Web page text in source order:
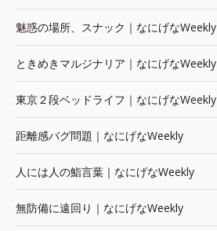
魅惑の場所、スナック｜なにげなWeekly
ときめきマルジナリア｜なにげなWeekly
東京２段ベッドライフ｜なにげなWeekly
距離感バグ問題｜なにげなWeekly
人には人の鮨言葉｜なにげなWeekly
無防備に遠回り｜なにげなWeekly